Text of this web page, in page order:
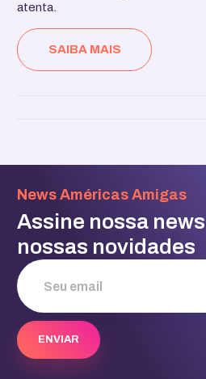
atenta.
SAIBA MAIS
News Américas Amigas
Assine nossa
nossas novidades